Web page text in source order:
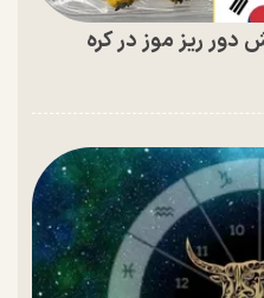
دور ریز موز در کره